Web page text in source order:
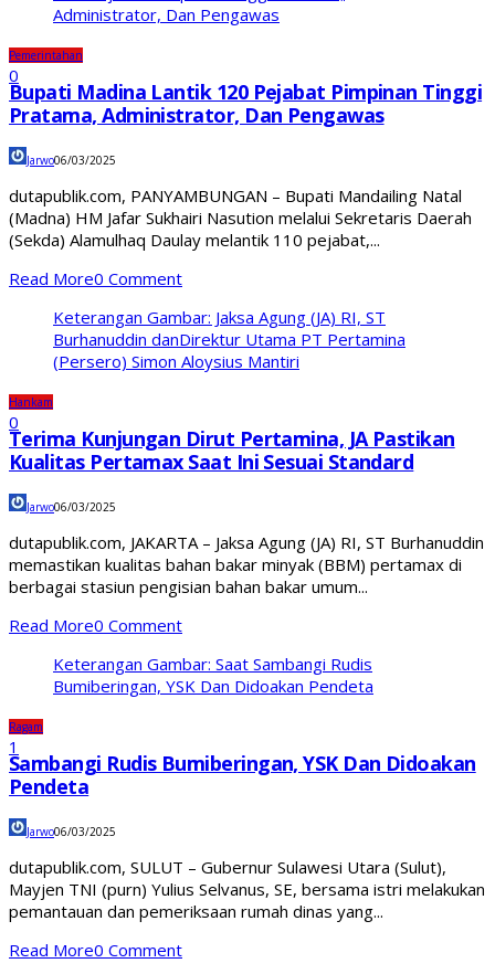
Administrator, Dan Pengawas
Pemerintahan
0
Bupati Madina Lantik 120 Pejabat Pimpinan Tinggi
Pratama, Administrator, Dan Pengawas
Jarwo06/03/2025
dutapublik.com, PANYAMBUNGAN – Bupati Mandailing Natal
(Madna) HM Jafar Sukhairi Nasution melalui Sekretaris Daerah
(Sekda) Alamulhaq Daulay melantik 110 pejabat,...
Read More0 Comment
Keterangan Gambar: Jaksa Agung (JA) RI, ST
Burhanuddin danDirektur Utama PT Pertamina
(Persero) Simon Aloysius Mantiri
Hankam
0
Terima Kunjungan Dirut Pertamina, JA Pastikan
Kualitas Pertamax Saat Ini Sesuai Standard
Jarwo06/03/2025
dutapublik.com, JAKARTA – Jaksa Agung (JA) RI, ST Burhanuddin
memastikan kualitas bahan bakar minyak (BBM) pertamax di
berbagai stasiun pengisian bahan bakar umum...
Read More0 Comment
Keterangan Gambar: Saat Sambangi Rudis
Bumiberingan, YSK Dan Didoakan Pendeta
Ragam
1
Sambangi Rudis Bumiberingan, YSK Dan Didoakan
Pendeta
Jarwo06/03/2025
dutapublik.com, SULUT – Gubernur Sulawesi Utara (Sulut),
Mayjen TNI (purn) Yulius Selvanus, SE, bersama istri melakukan
pemantauan dan pemeriksaan rumah dinas yang...
Read More0 Comment